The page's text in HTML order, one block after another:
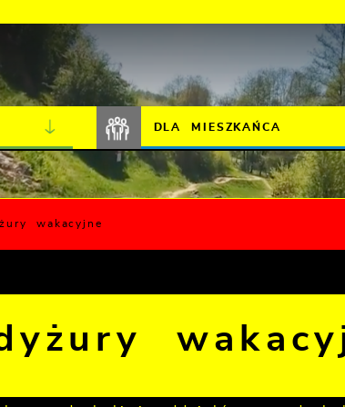
JAKOŚĆ POWIETRZA
DLA MIESZKAŃCA
wakacyjne